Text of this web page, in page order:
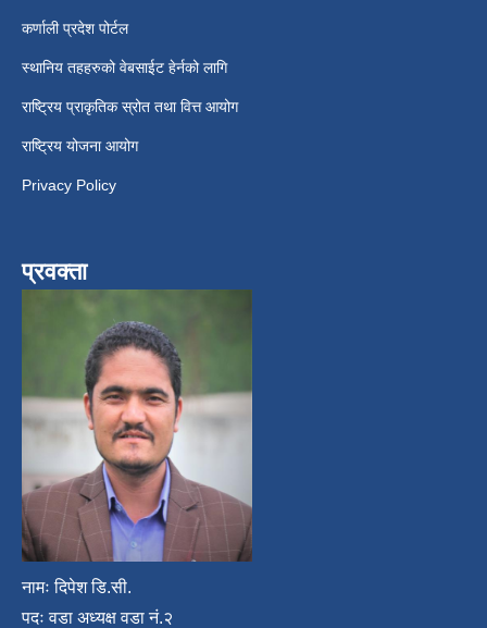
कर्णाली प्रदेश पोर्टल
स्थानिय तहहरुको वेबसाईट हेर्नको लागि
राष्ट्रिय प्राकृतिक स्रोत तथा वित्त आयोग
राष्ट्रिय योजना आयोग
Privacy Policy
प्रवक्ता
नामः दिपेश डि.सी.
पदः वडा अध्यक्ष वडा नं.२